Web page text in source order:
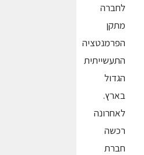
לחברה
מתקן
הפרמנטציה
התעשייתית
הגדול
בארץ.
לאחרונה
רכשה
חברת